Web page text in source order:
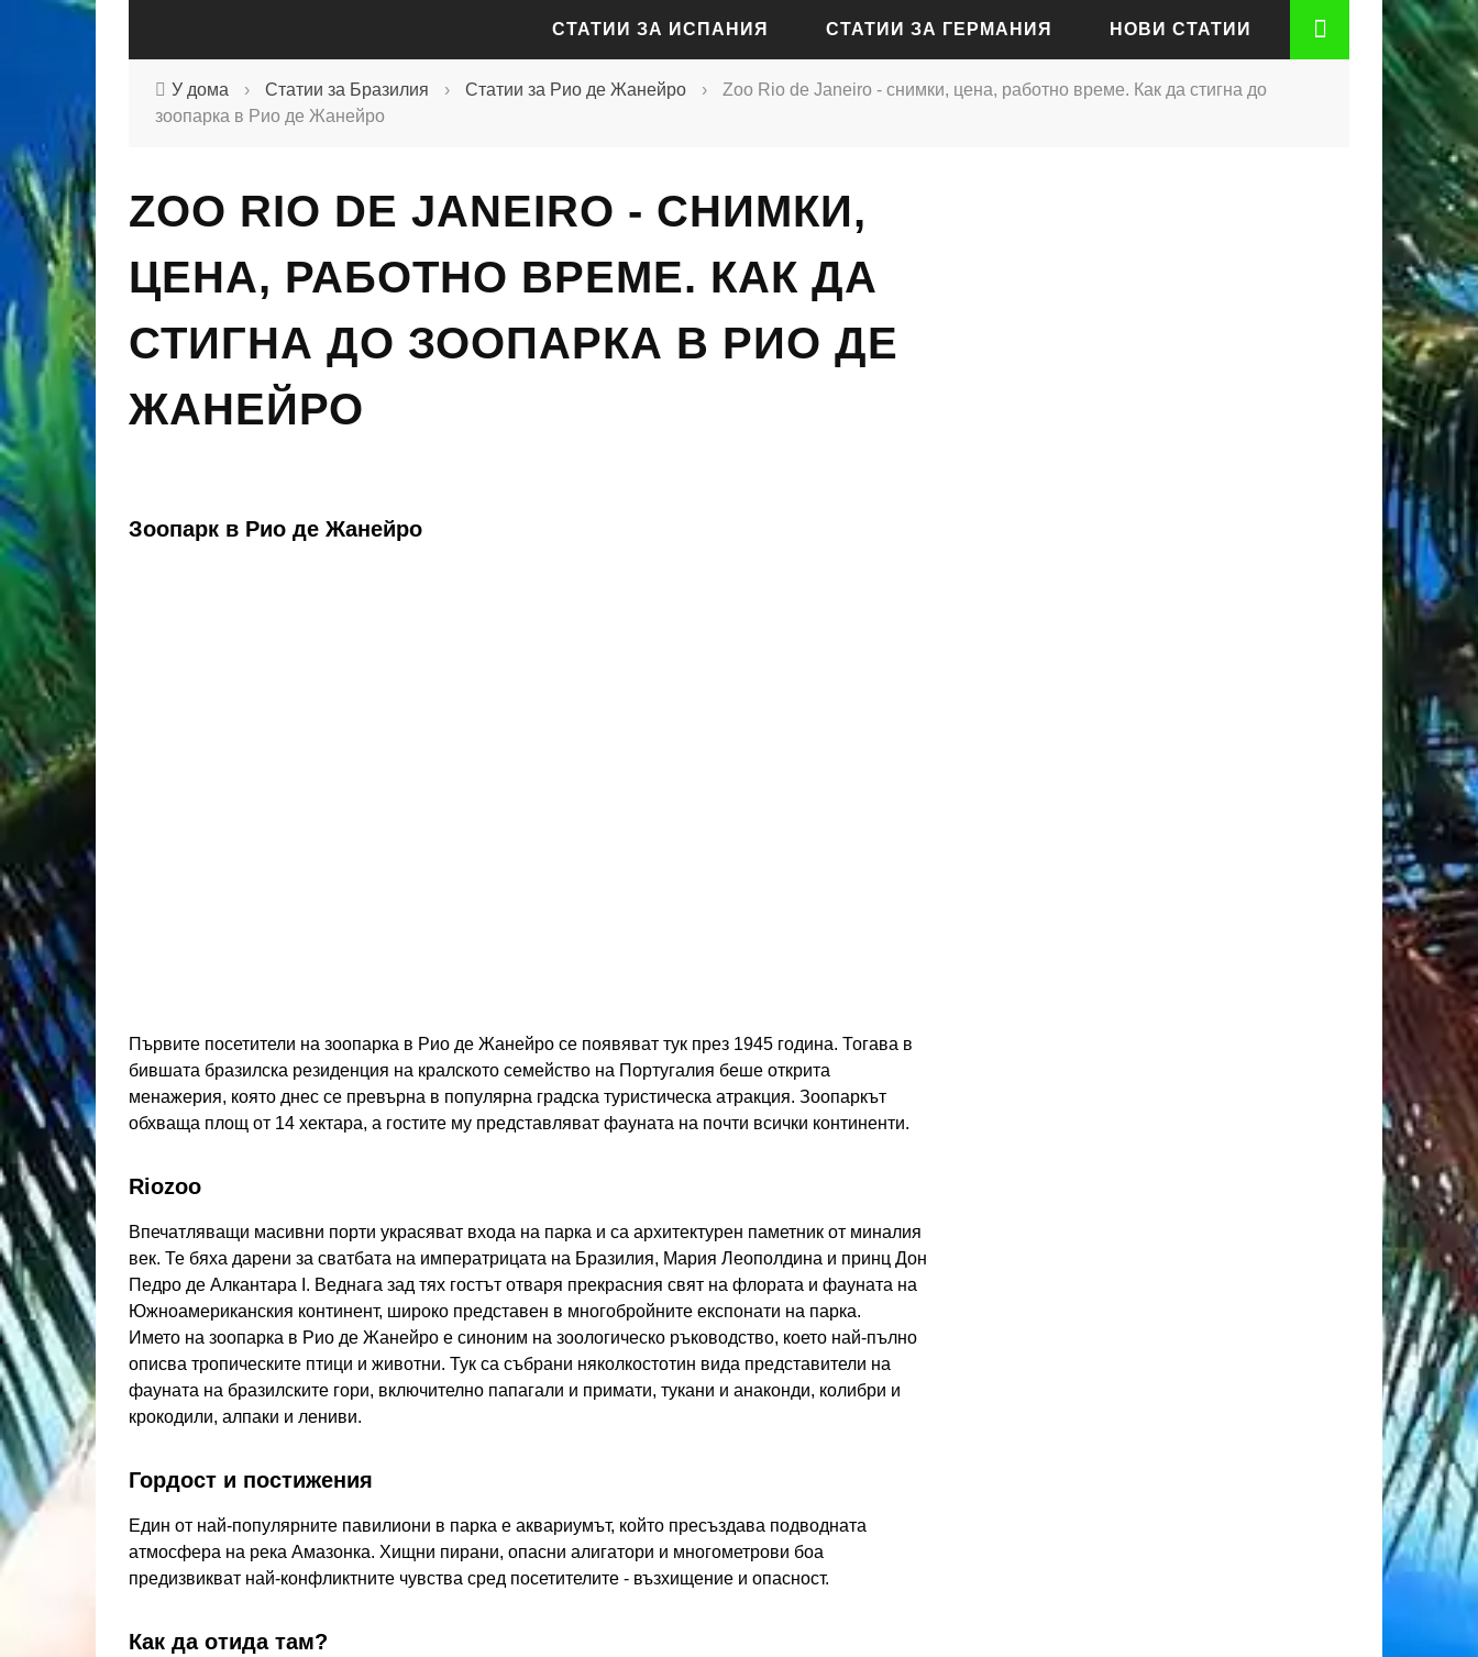
СТАТИИ ЗА ИСПАНИЯ
СТАТИИ ЗА МАДРИД
СТАТИИ ЗА СЕВИЛЯ
СТАТИИ ЗА ГЕРМАНИЯ
СТАТИИ ЗА КЬОЛН
СТАТИИ ЗА ДРЕЗДЕН
СТАТИИ ЗА ХАМБУРГ
НОВИ СТАТИИ
У дома › Статии за Бразилия › Статии за Рио де Жанейро ›
Zoo Rio de Janeiro - снимки, цена, работно време. Как да стигна до
зоопарка в Рио де Жанейро
ZOO RIO DE JANEIRO - СНИМКИ,
ЦЕНА, РАБОТНО ВРЕМЕ. КАК ДА
СТИГНА ДО ЗООПАРКА В РИО ДЕ
ЖАНЕЙРО
Зоопарк в Рио де Жанейро
Първите посетители на зоопарка в Рио де Жанейро се появяват тук през 1945 година. Тогава в
бившата бразилска резиденция на кралското семейство на Португалия беше открита
менажерия, която днес се превърна в популярна градска туристическа атракция. Зоопаркът
обхваща площ от 14 хектара, а гостите му представляват фауната на почти всички континенти.
Riozoo
Впечатляващи масивни порти украсяват входа на парка и са архитектурен паметник от миналия
век. Те бяха дарени за сватбата на императрицата на Бразилия, Мария Леополдина и принц Дон
Педро де Алкантара I. Веднага зад тях гостът отваря прекрасния свят на флората и фауната на
Южноамериканския континент, широко представен в многобройните експонати на парка.
Името на зоопарка в Рио де Жанейро е синоним на зоологическо ръководство, което най-пълно
описва тропическите птици и животни. Тук са събрани няколкостотин вида представители на
фауната на бразилските гори, включително папагали и примати, тукани и анаконди, колибри и
крокодили, алпаки и лениви.
Гордост и постижения
Един от най-популярните павилиони в парка е аквариумът, който пресъздава подводната
атмосфера на река Амазонка. Хищни пирани, опасни алигатори и многометрови боа
предизвикват най-конфликтните чувства сред посетителите - възхищение и опасност.
Как да отида там?